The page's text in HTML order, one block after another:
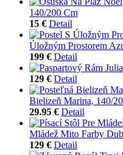
140/200 Cm
15 € Detail
Úložným Prostorem
199 € Detail
129 € Detail
Bielizeň Marina, 140/
29.95 € Detail
Mládež Mito Farby
129 € Detail